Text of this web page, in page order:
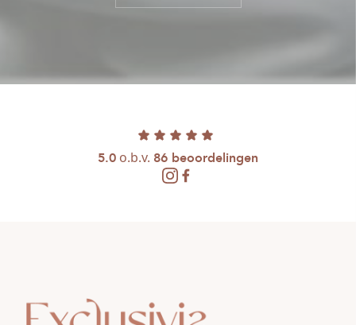
5.0 o.b.v. 86 beoordelingen